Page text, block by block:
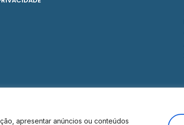
apresentar anúncios ou conteúdos